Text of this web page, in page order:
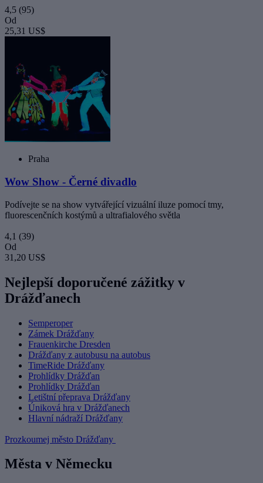
4,5 (95)
Od
25,31 US$
Praha
Wow Show - Černé divadlo
Podívejte se na show vytvářející vizuální iluze pomocí tmy,
fluorescenčních kostýmů a ultrafialového světla
4,1 (39)
Od
31,20 US$
Nejlepší doporučené zážitky v
Drážďanech
Semperoper
Zámek Drážďany
Frauenkirche Dresden
Drážďany z autobusu na autobus
TimeRide Drážďany
Prohlídky Drážďan
Prohlídky Drážďan
Letištní přeprava Drážďany
Úniková hra v Drážďanech
Hlavní nádraží Drážďany
Prozkoumej město Drážďany
Města v Německu